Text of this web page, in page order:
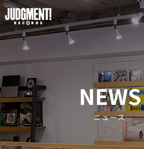
NEWS
ニュース